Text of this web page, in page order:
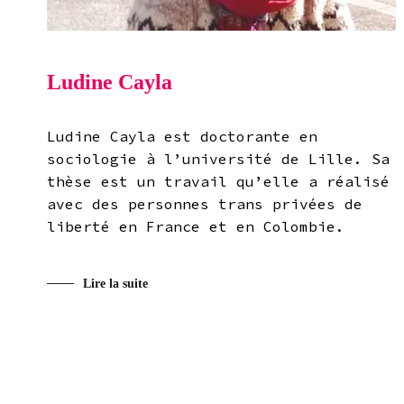
Ludine Cayla
Ludine Cayla est doctorante en
sociologie à l’université de Lille. Sa
thèse est un travail qu’elle a réalisé
avec des personnes trans privées de
liberté en France et en Colombie.
Lire la suite